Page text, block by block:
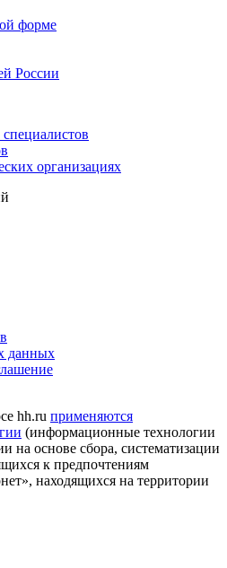
форме
России
организациях
данных
hh.ru применяются
(информационные технологии
на основе сбора, систематизации
к предпочтениям
находящихся на территории